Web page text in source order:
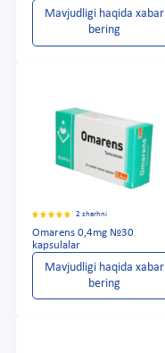
Mavjudligi haqida xabar
bering
2 sharhni
Omarens 0,4mg №30
kapsulalar
Mavjudligi haqida xabar
bering